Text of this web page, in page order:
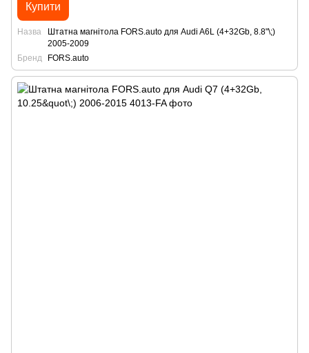
Купити
Назва
Штатна магнітола FORS.auto для Audi A6L (4+32Gb, 8.8"\;)
2005-2009
Бренд
FORS.auto